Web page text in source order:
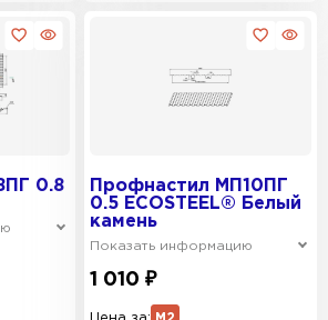
0.8
Профнастил МП10ПГ
0.5 ECOSTEEL® Белый
камень
Показать информацию
1 010 ₽